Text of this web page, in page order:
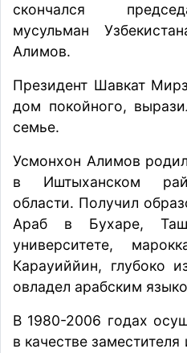
скончался
мусульман
Алимов.
Президент Шавкат
дом покойного,
семье.
Усмонхон Алимов
в Иштыханском
области. Получил
Араб в Бухаре,
университете,
Карауиййин, глубоко
овладел арабским
В 1980-2006 годах
в качестве